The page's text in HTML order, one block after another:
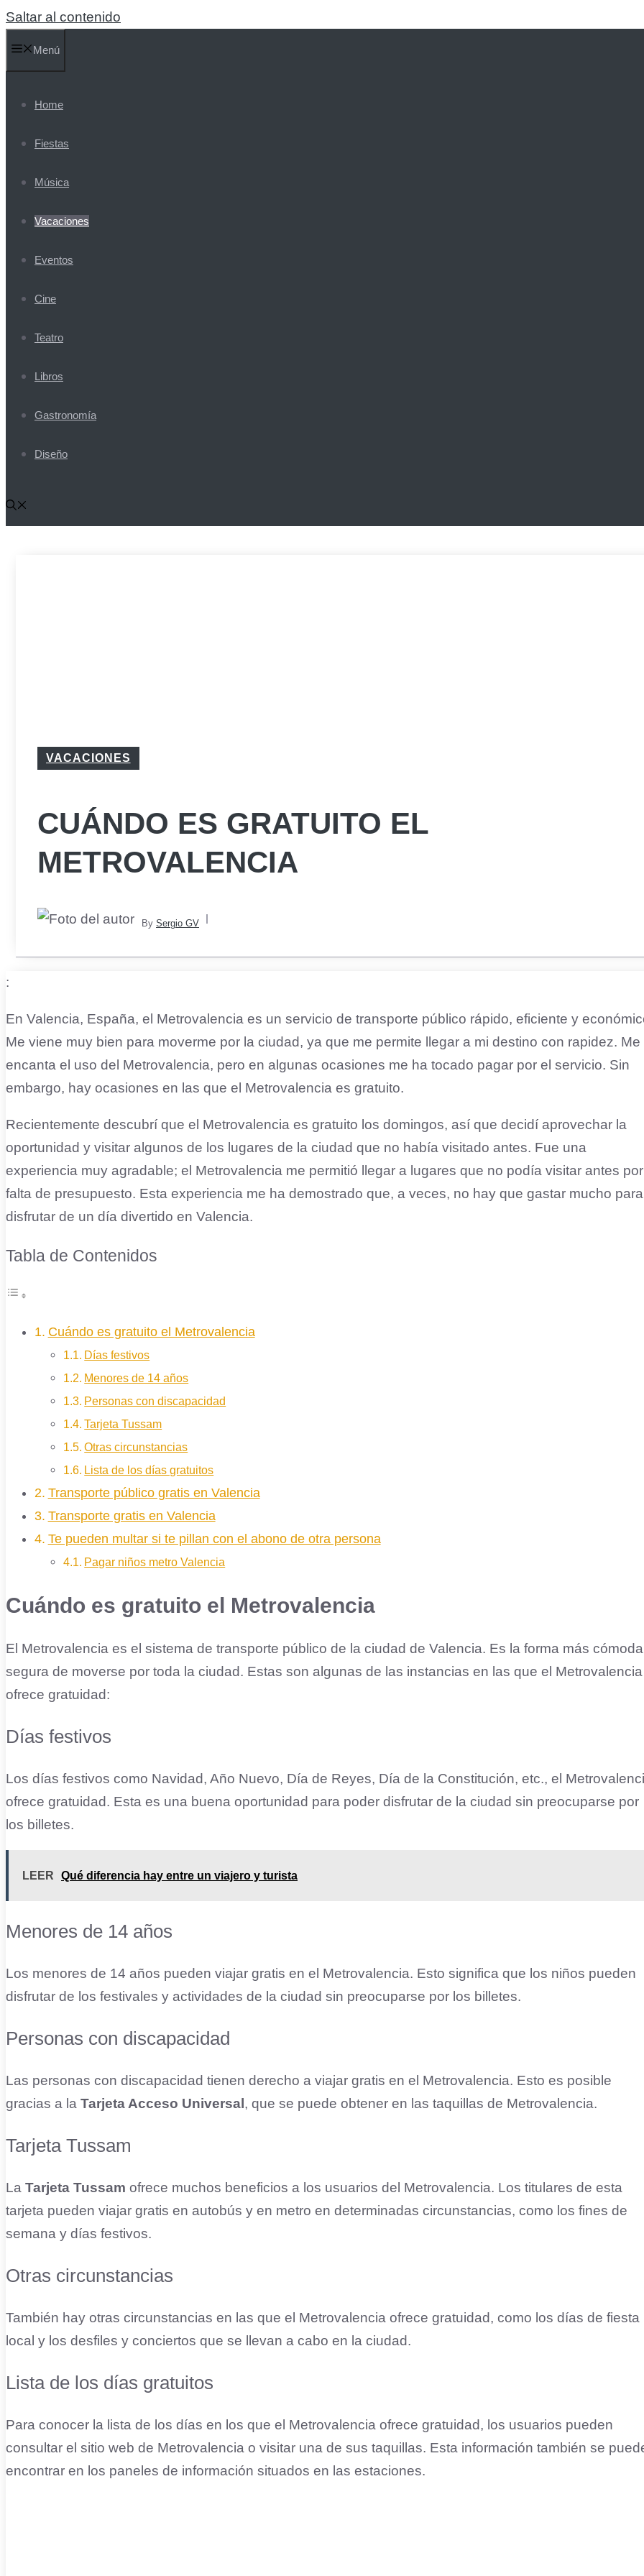
Saltar al contenido
Menú
Home
Fiestas
Música
Vacaciones
Eventos
Cine
Teatro
Libros
Gastronomía
Diseño
VACACIONES
CUÁNDO ES GRATUITO EL
METROVALENCIA
By Sergio GV
:
En Valencia, España, el Metrovalencia es un servicio de transporte público rápido, eficiente y
Me viene muy bien para moverme por la ciudad, ya que me permite llegar a mi destino con rapidez. Me
encanta el uso del Metrovalencia, pero en algunas ocasiones me ha tocado pagar por el servicio. Sin
embargo, hay ocasiones en las que el Metrovalencia es gratuito.
Recientemente descubrí que el Metrovalencia es gratuito los domingos, así que decidí aprovechar la
oportunidad y visitar algunos de los lugares de la ciudad que no había visitado antes. Fue una
experiencia muy agradable; el Metrovalencia me permitió llegar a lugares que no podía visitar antes por
falta de presupuesto. Esta experiencia me ha demostrado que, a veces, no hay que gastar mucho para
disfrutar de un día divertido en Valencia.
Tabla de Contenidos
Cuándo es gratuito el Metrovalencia
Días festivos
Menores de 14 años
Personas con discapacidad
Tarjeta Tussam
Otras circunstancias
Lista de los días gratuitos
Transporte público gratis en Valencia
Transporte gratis en Valencia
Te pueden multar si te pillan con el abono de otra persona
Pagar niños metro Valencia
Cuándo es gratuito el Metrovalencia
El Metrovalencia es el sistema de transporte público de la ciudad de Valencia. Es la forma más
segura de moverse por toda la ciudad. Estas son algunas de las instancias en las que el Metrovalencia
ofrece gratuidad:
Días festivos
Los días festivos como Navidad, Año Nuevo, Día de Reyes, Día de la Constitución, etc., el
ofrece gratuidad. Esta es una buena oportunidad para poder disfrutar de la ciudad sin preocuparse por
los billetes.
LEER Qué diferencia hay entre un viajero y turista
Menores de 14 años
Los menores de 14 años pueden viajar gratis en el Metrovalencia. Esto significa que los niños pueden
disfrutar de los festivales y actividades de la ciudad sin preocuparse por los billetes.
Personas con discapacidad
Las personas con discapacidad tienen derecho a viajar gratis en el Metrovalencia. Esto es posible
gracias a la Tarjeta Acceso Universal , que se puede obtener en las taquillas de Metrovalencia.
Tarjeta Tussam
La Tarjeta Tussam ofrece muchos beneficios a los usuarios del Metrovalencia. Los titulares de esta
tarjeta pueden viajar gratis en autobús y en metro en determinadas circunstancias, como los fines de
semana y días festivos.
Otras circunstancias
También hay otras circunstancias en las que el Metrovalencia ofrece gratuidad, como los días de fiesta
local y los desfiles y conciertos que se llevan a cabo en la ciudad.
Lista de los días gratuitos
Para conocer la lista de los días en los que el Metrovalencia ofrece gratuidad, los usuarios pueden
consultar el sitio web de Metrovalencia o visitar una de sus taquillas. Esta información también se
encontrar en los paneles de información situados en las estaciones.